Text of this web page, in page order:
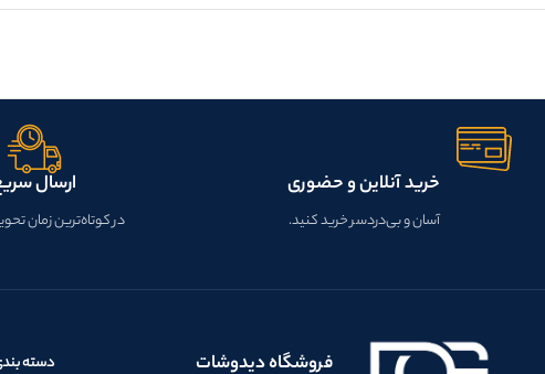
خرید آنلاین و حضوری
آسان و بی‌دردسر خرید کنید.
ارسال
در کوتاه‌ترین زمان
فروشگاه دیدوشات دسته